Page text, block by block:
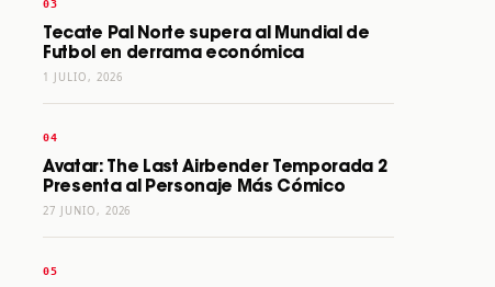
Tecate Pal Norte supera al Mundial de
Futbol en derrama económica
1 JULIO, 2026
Avatar: The Last Airbender Temporada 2
Presenta al Personaje Más Cómico
27 JUNIO, 2026